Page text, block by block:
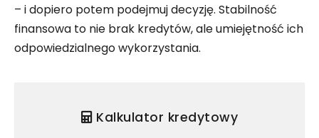
– i dopiero potem podejmuj decyzję. Stabilność
finansowa to nie brak kredytów, ale umiejętność ich
odpowiedzialnego wykorzystania.
Kalkulator kredytowy